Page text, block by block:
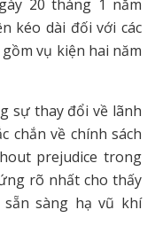
20 tháng 1 năm
kéo dài đối với các
vụ kiện hai năm
sự thay đổi về lãnh
chắn về chính sách
prejudice trong
rõ nhất cho thấy
sàng hạ vũ khí